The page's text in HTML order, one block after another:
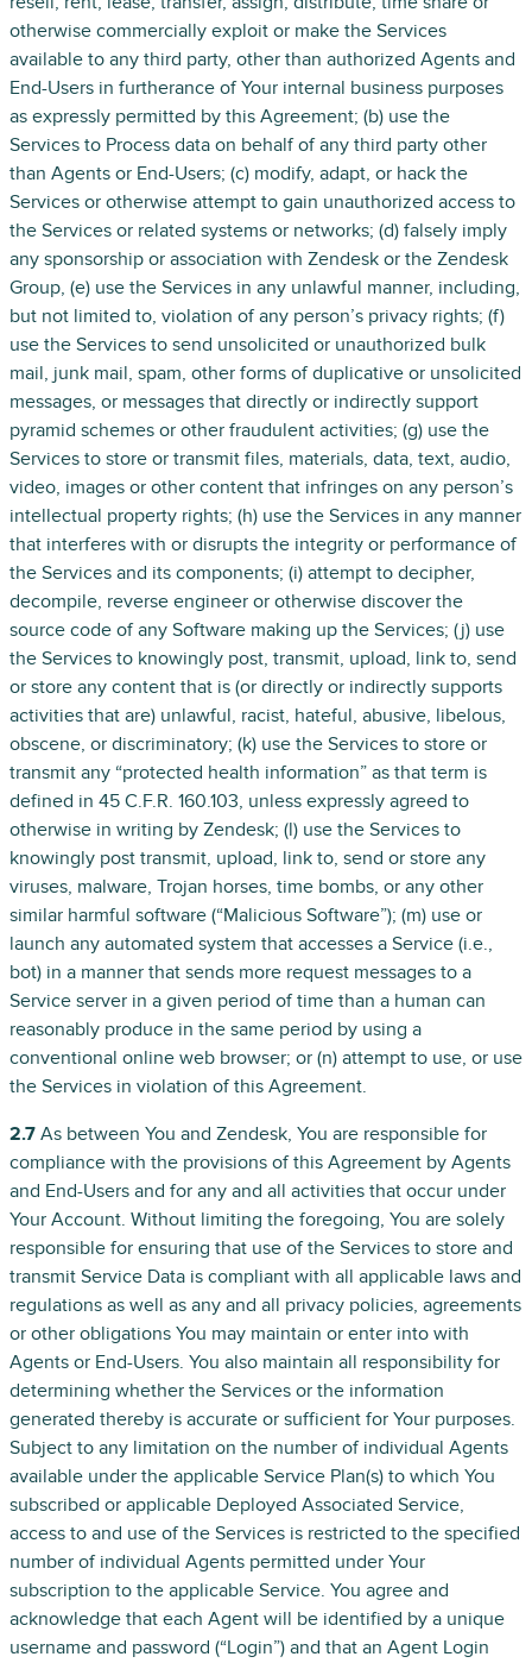
otherwise commercially exploit or make the Services
available to any third party, other than authorized Agents and
End-Users in furtherance of Your internal business purposes
as expressly permitted by this Agreement; (b) use the
Services to Process data on behalf of any third party other
than Agents or End-Users; (c) modify, adapt, or hack the
Services or otherwise attempt to gain unauthorized access to
the Services or related systems or networks; (d) falsely imply
any sponsorship or association with Zendesk or the Zendesk
Group, (e) use the Services in any unlawful manner, including,
but not limited to, violation of any person’s privacy rights; (f)
use the Services to send unsolicited or unauthorized bulk
mail, junk mail, spam, other forms of duplicative or unsolicited
messages, or messages that directly or indirectly support
pyramid schemes or other fraudulent activities; (g) use the
Services to store or transmit files, materials, data, text, audio,
video, images or other content that infringes on any person’s
intellectual property rights; (h) use the Services in any manner
that interferes with or disrupts the integrity or performance of
the Services and its components; (i) attempt to decipher,
decompile, reverse engineer or otherwise discover the
source code of any Software making up the Services; (j) use
the Services to knowingly post, transmit, upload, link to, send
or store any content that is (or directly or indirectly supports
activities that are) unlawful, racist, hateful, abusive, libelous,
obscene, or discriminatory; (k) use the Services to store or
transmit any “protected health information” as that term is
defined in 45 C.F.R. 160.103, unless expressly agreed to
otherwise in writing by Zendesk; (l) use the Services to
knowingly post transmit, upload, link to, send or store any
viruses, malware, Trojan horses, time bombs, or any other
similar harmful software (“Malicious Software”); (m) use or
launch any automated system that accesses a Service (i.e.,
bot) in a manner that sends more request messages to a
Service server in a given period of time than a human can
reasonably produce in the same period by using a
conventional online web browser; or (n) attempt to use, or use
the Services in violation of this Agreement.
2.7 As between You and Zendesk, You are responsible for
compliance with the provisions of this Agreement by Agents
and End-Users and for any and all activities that occur under
Your Account. Without limiting the foregoing, You are solely
responsible for ensuring that use of the Services to store and
transmit Service Data is compliant with all applicable laws and
regulations as well as any and all privacy policies, agreements
or other obligations You may maintain or enter into with
Agents or End-Users. You also maintain all responsibility for
determining whether the Services or the information
generated thereby is accurate or sufficient for Your purposes.
Subject to any limitation on the number of individual Agents
available under the applicable Service Plan(s) to which You
subscribed or applicable Deployed Associated Service,
access to and use of the Services is restricted to the specified
number of individual Agents permitted under Your
subscription to the applicable Service. You agree and
acknowledge that each Agent will be identified by a unique
username and password (“Login”) and that an Agent Login